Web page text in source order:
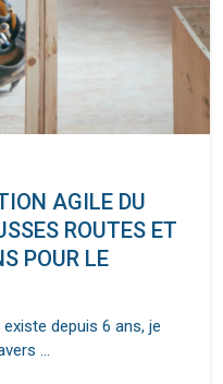
AGILE DU
ROUTES ET
POUR LE
existe depuis 6 ans, je
…